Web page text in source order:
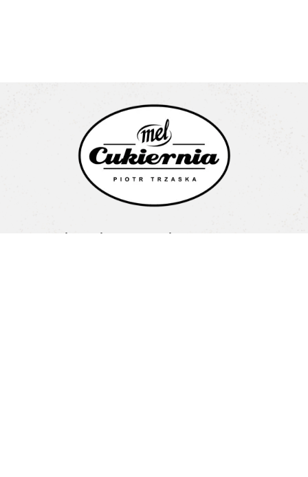
Cukiernia Mel Piotr Trzaska